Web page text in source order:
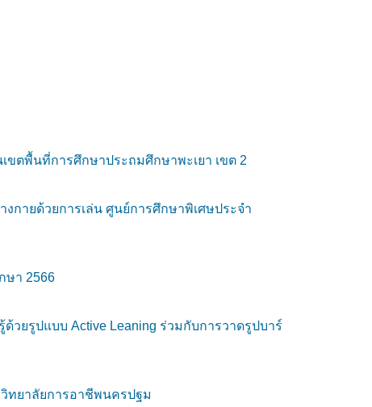
ตพื้นที่การศึกษาประถมศึกษาพะเยา เขต 2
ายด้วยการเล่น ศูนย์การศึกษาพิเศษประจำ
ษา 2566
ยรูปแบบ Active Leaning ร่วมกับการวาดรูปบาร์
ทยาลัยการอาชีพนครปฐม